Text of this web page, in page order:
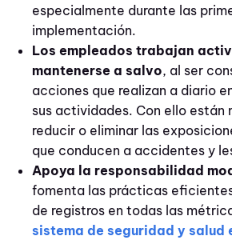
especialmente durante las
implementación.
Los empleados trabajan
mantenerse a salvo, al ser
acciones que realizan a diario
sus actividades. Con ello están
reducir o eliminar las
que conducen a accidentes y
Apoya la responsabilidad
fomenta las prácticas
de registros en todas las
sistema de seguridad y salud